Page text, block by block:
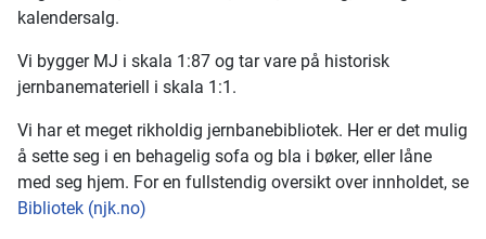
kalendersalg.
Vi bygger MJ i skala 1:87 og tar vare på historisk
jernbanemateriell i skala 1:1.
Vi har et meget rikholdig jernbanebibliotek. Her er det mulig
å sette seg i en behagelig sofa og bla i bøker, eller låne
med seg hjem. For en fullstendig oversikt over innholdet, se
Bibliotek (njk.no)